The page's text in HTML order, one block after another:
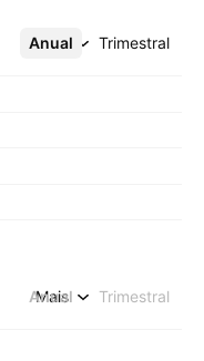
Anual Trimestral
Mais
Anual Trimestral
Mais